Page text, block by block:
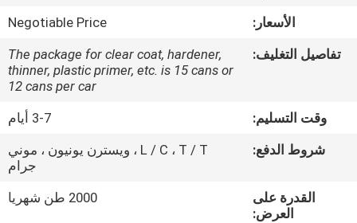
المعمل
مراقبة
اتصل
الأسعار:
Negotiable Price
تفاصيل التغليف:
The package for clear coat, hardener,
thinner, plastic primer, etc. is 15 cans or
12 cans per car
وقت التسليم:
3-7 أيام
شروط الدفع:
L / C ، T / T ، ويسترن يونيون ، موني
جرام
القدرة على
العرض:
2000 طن شهريا